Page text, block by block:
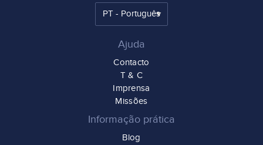
Ajuda
Contacto
T & C
Imprensa
Missões
Informação prática
Blog